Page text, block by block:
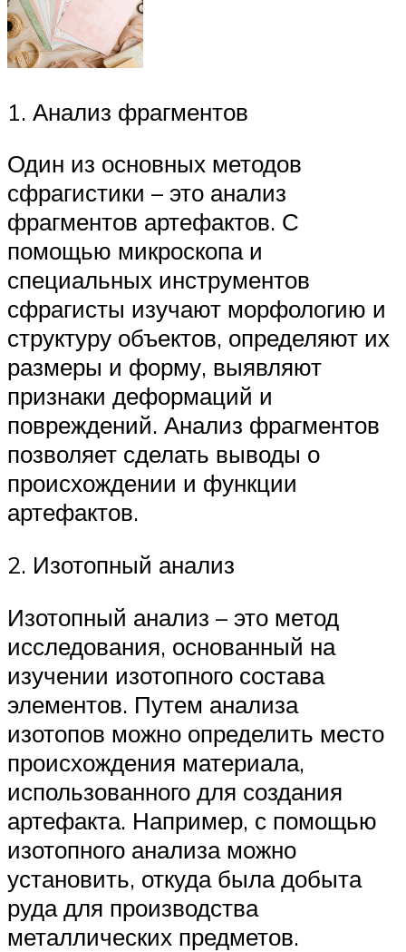
1. Анализ фрагментов
Один из основных методов
сфрагистики – это анализ
фрагментов артефактов. С
помощью микроскопа и
специальных инструментов
сфрагисты изучают морфологию и
структуру объектов, определяют их
размеры и форму, выявляют
признаки деформаций и
повреждений. Анализ фрагментов
позволяет сделать выводы о
происхождении и функции
артефактов.
2. Изотопный анализ
Изотопный анализ – это метод
исследования, основанный на
изучении изотопного состава
элементов. Путем анализа
изотопов можно определить место
происхождения материала,
использованного для создания
артефакта. Например, с помощью
изотопного анализа можно
установить, откуда была добыта
руда для производства
металлических предметов.